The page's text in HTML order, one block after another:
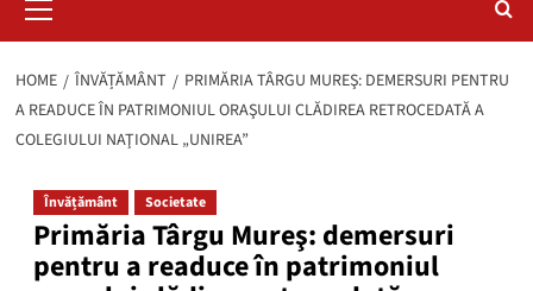
Menu
HOME ÎNVĂȚĂMÂNT
PRIMĂRIA TÂRGU MUREŞ: DEMERSURI PENTRU
A READUCE ÎN PATRIMONIUL ORAŞULUI CLĂDIREA RETROCEDATĂ A
COLEGIULUI NAŢIONAL „UNIREA”
Învățământ Societate
Primăria Târgu Mureş: demersuri
pentru a readuce în patrimoniul